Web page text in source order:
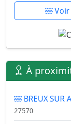
Voir
À
BREUX SUR
27570